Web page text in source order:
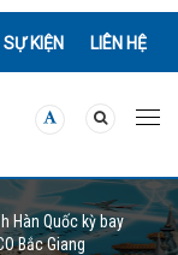
SỰ KIỆN LIÊN HỆ
Hàn Quốc kỳ bay
Bắc Giang